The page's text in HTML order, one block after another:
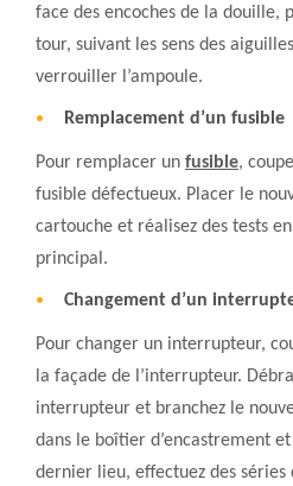
face des encoches de la douille,
tour, suivant les sens des
verrouiller l’ampoule.
Remplacement d’un fusible
Pour remplacer un fusible,
fusible défectueux. Placer le
cartouche et réalisez des tests
principal.
Changement d’un
Pour changer un interrupteur,
la façade de l’interrupteur.
interrupteur et branchez le
dans le boîtier d’encastrement
dernier lieu, effectuez des séries